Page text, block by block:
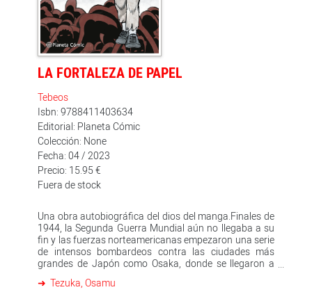
LA FORTALEZA DE PAPEL
Tebeos
Isbn: 9788411403634
Editorial: Planeta Cómic
Colección: None
Fecha: 04 / 2023
Precio: 15.95 €
Fuera de stock
Una obra autobiográfica del dios del manga.Finales de
1944, la Segunda Guerra Mundial aún no llegaba a su
fin y las fuerzas norteamericanas empezaron una serie
de intensos bombardeos contra las ciudades más
grandes de Japón como Osaka, donde se llegaron a
años, él junto a sus compañeros fueron movilizados a
Tezuka, Osamu